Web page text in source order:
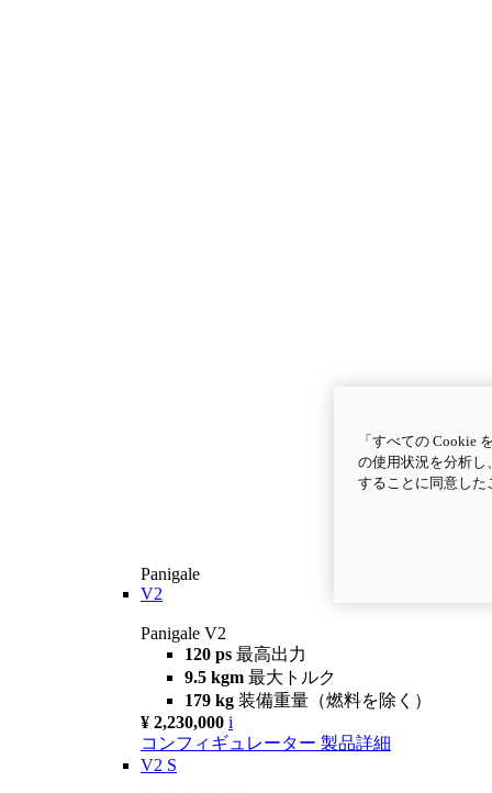
Panigale
V2
Panigale V2
120 ps 最高出力
9.5 kgm 最大トルク
179 kg 装備重量（燃料を除く）
¥ 2,230,000 i
コンフィギュレーター 製品詳細
V2 S
「すべての Cookie
の使用状況を分析し
することに同意し